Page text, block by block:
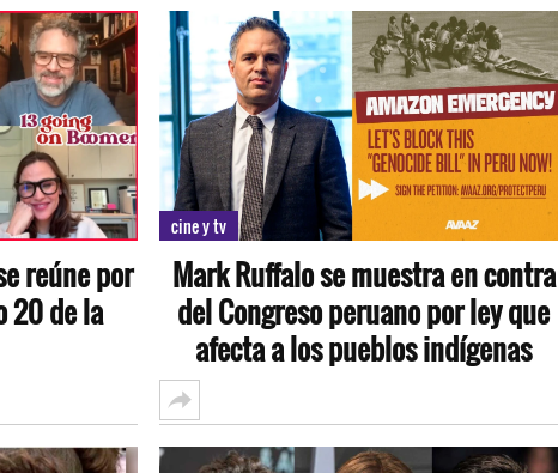
reúne por
20 de la
cine y tv
Mark Ruffalo se muestra en contra
del Congreso peruano por ley que
afecta a los pueblos indígenas
OXÍGENO EN TU CIUDAD
Arequipa
93.5 FM